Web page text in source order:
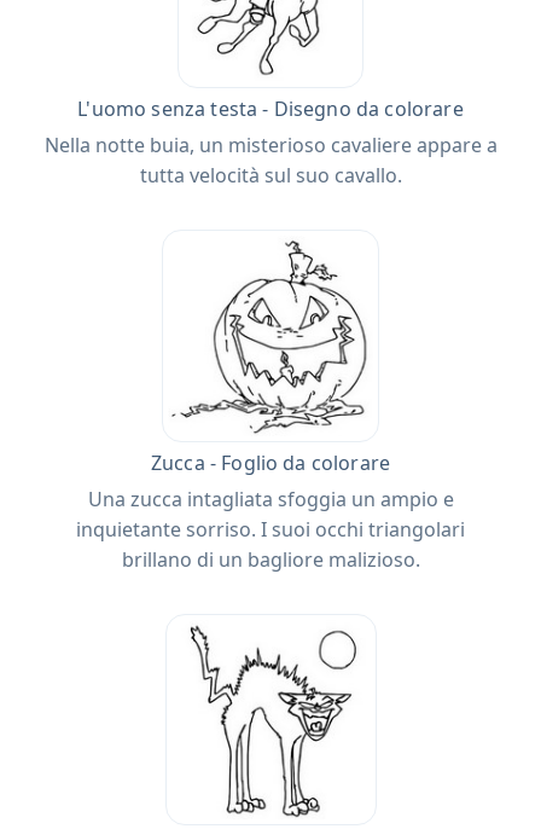
L'uomo senza testa - Disegno da colorare
Nella notte buia, un misterioso cavaliere appare a
tutta velocità sul suo cavallo.
Zucca - Foglio da colorare
Una zucca intagliata sfoggia un ampio e
inquietante sorriso. I suoi occhi triangolari
brillano di un bagliore malizioso.